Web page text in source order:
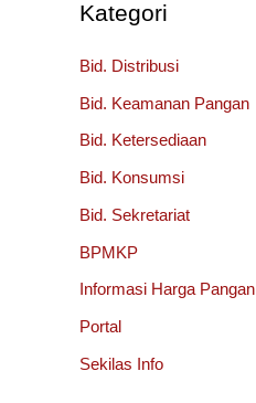
Kategori
Bid. Distribusi
Bid. Keamanan Pangan
Bid. Ketersediaan
Bid. Konsumsi
Bid. Sekretariat
BPMKP
Informasi Harga Pangan
Portal
Sekilas Info